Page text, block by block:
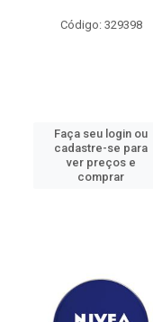
Código: 329398
Faça seu login ou
cadastre-se para
ver preços e
comprar